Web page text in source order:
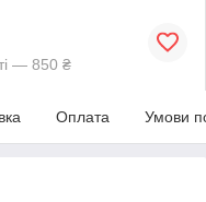
— 850 ₴
Оплата Умови